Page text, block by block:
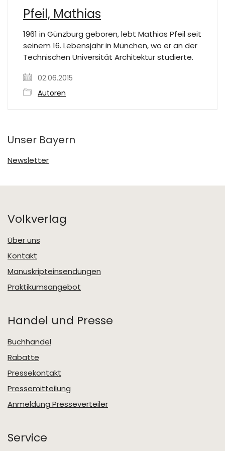
Pfeil, Mathias
1961 in Günzburg geboren, lebt Mathias Pfeil seit
seinem 16. Lebensjahr in München, wo er an der
Technischen Universität Architektur studierte.
02.06.2015
Autoren
Unser Bayern
Newsletter
Volkverlag
Über uns
Kontakt
Manuskripteinsendungen
Praktikumsangebot
Handel und Presse
Buchhandel
Rabatte
Pressekontakt
Pressemitteilung
Anmeldung Presseverteiler
Service